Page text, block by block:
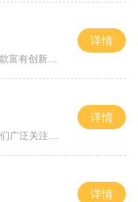
《变态传奇世界65535发布网》是一款富有创新和挑战性的多人在线角色扮演游戏。游戏中提供了丰富多样的玩法，让玩家能够沉浸在一个充满魔幻世界的冒险之旅中。游戏中最吸引人的一
详情
传奇世界端游官网网址是游戏爱好者们广泛关注的一个讨论话题，因为这是一个备受赞誉的多人在线角色扮演游戏。传奇世界并不陌生于游戏界，它于2001年上线，在接下来的几年里取得
详情
详情